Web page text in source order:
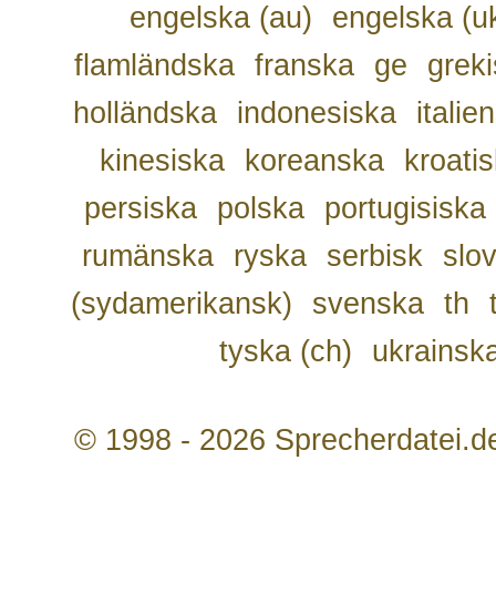
engelska (au)
engelska
flamländska franska ge
holländska
indonesiska
kinesiska
koreanska
persiska
polska
portugisiska
rumänska
ryska serbisk
(sydamerikansk)
svenska th
tyska (ch)
© 1998 - 2026